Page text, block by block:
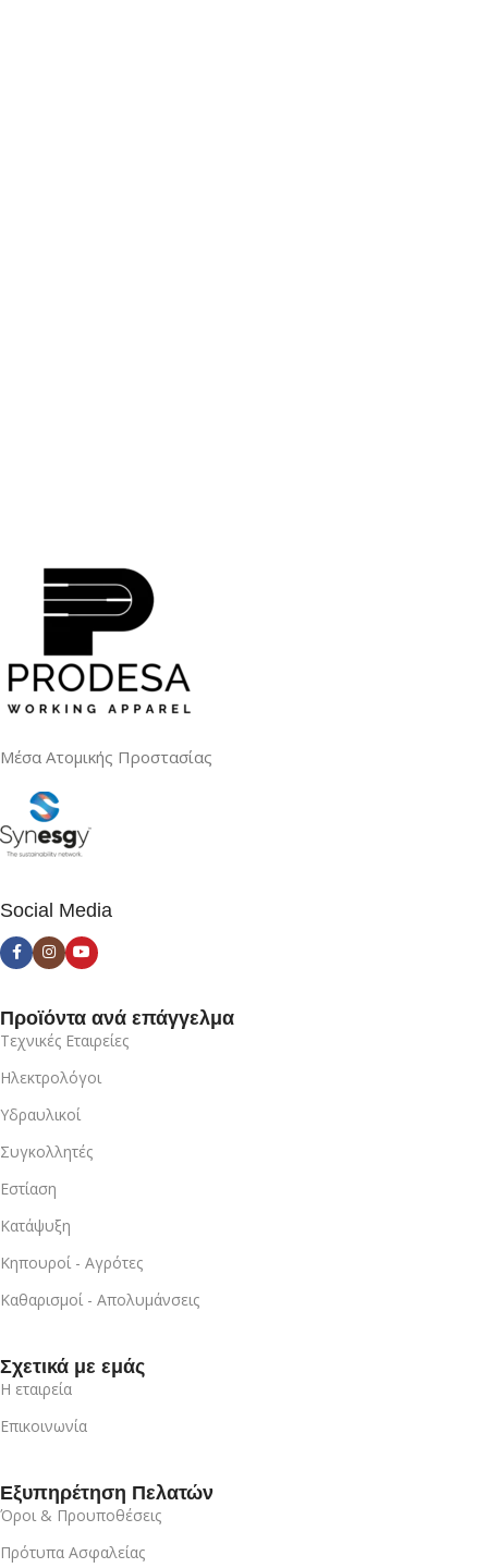
Μέσα Ατομικής Προστασίας
Social Media
Προϊόντα ανά επάγγελμα
Τεχνικές Εταιρείες
Ηλεκτρολόγοι
Υδραυλικοί
Συγκολλητές
Εστίαση
Κατάψυξη
Κηπουροί - Αγρότες
Καθαρισμοί - Απολυμάνσεις
Σχετικά με εμάς
Η εταιρεία
Επικοινωνία
Εξυπηρέτηση Πελατών
Όροι & Προυποθέσεις
Πρότυπα Ασφαλείας